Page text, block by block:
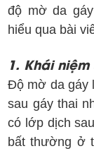
độ mờ da
hiểu qua bài
1. Khái
Độ mờ da gáy
sau gáy thai
có lớp dịch
bất thường ở